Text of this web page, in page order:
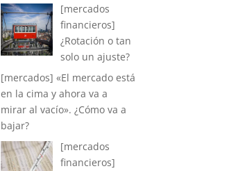
[mercados
financieros]
¿Rotación o tan
solo un ajuste?
[mercados] «El mercado está
en la cima y ahora va a
mirar al vacío». ¿Cómo va a
bajar?
[mercados
financieros]